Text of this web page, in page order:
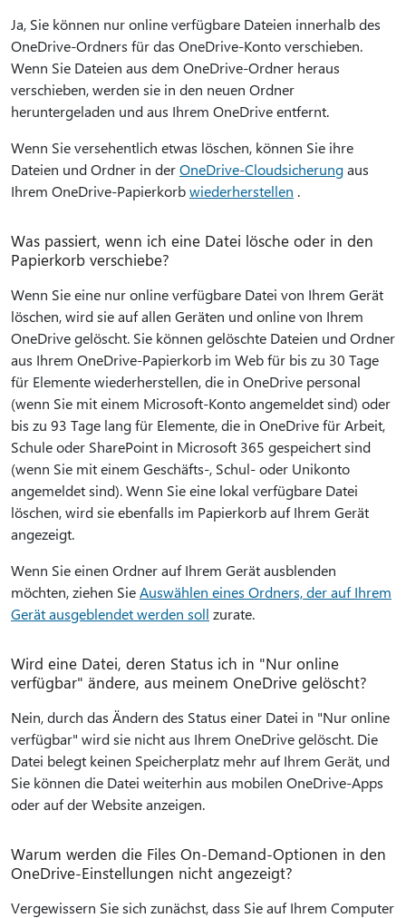
Ja, Sie können nur online verfügbare Dateien innerhalb des
OneDrive-Ordners für das OneDrive-Konto verschieben.
Wenn Sie Dateien aus dem OneDrive-Ordner heraus
verschieben, werden sie in den neuen Ordner
heruntergeladen und aus Ihrem OneDrive entfernt.
Wenn Sie versehentlich etwas löschen, können Sie ihre
Dateien und Ordner in derOneDrive-Cloudsicherungaus
Ihrem OneDrive-Papierkorbwiederherstellen .
Was passiert, wenn ich eine Datei lösche oder in den
Papierkorb verschiebe?
Wenn Sie eine nur online verfügbare Datei von Ihrem Gerät
löschen, wird sie auf allen Geräten und online von Ihrem
OneDrive gelöscht. Sie können gelöschte Dateien und Ordner
aus Ihrem OneDrive-Papierkorb im Web für bis zu 30 Tage
für Elemente wiederherstellen, die in OneDrive personal
(wenn Sie mit einem Microsoft-Konto angemeldet sind) oder
bis zu 93 Tage lang für Elemente, die in OneDrive für Arbeit,
Schule oder SharePoint in Microsoft 365 gespeichert sind
(wenn Sie mit einem Geschäfts-, Schul- oder Unikonto
angemeldet sind). Wenn Sie eine lokal verfügbare Datei
löschen, wird sie ebenfalls im Papierkorb auf Ihrem Gerät
angezeigt.
Wenn Sie einen Ordner auf Ihrem Gerät ausblenden
möchten, ziehen SieAuswählen eines Ordners, der auf Ihrem
Gerät ausgeblendet werden soll zurate.
Wird eine Datei, deren Status ich in "Nur online
verfügbar" ändere, aus meinem OneDrive gelöscht?
Nein, durch das Ändern des Status einer Datei in "Nur online
verfügbar" wird sie nicht aus Ihrem OneDrive gelöscht. Die
Datei belegt keinen Speicherplatz mehr auf Ihrem Gerät, und
Sie können die Datei weiterhin aus mobilen OneDrive-Apps
oder auf der Website anzeigen.
Warum werden die Files On-Demand-Optionen in den
OneDrive-Einstellungen nicht angezeigt?
Vergewissern Sie sich zunächst, dass Sie auf Ihrem Computer